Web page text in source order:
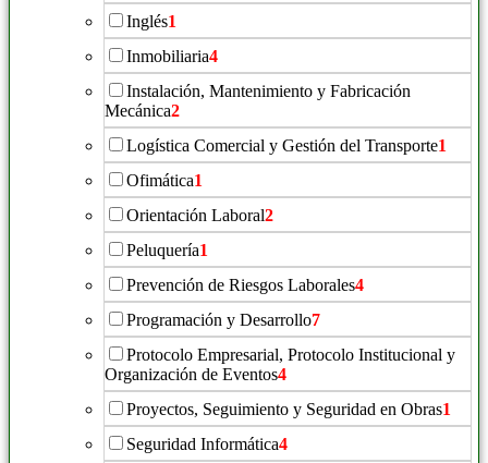
Inglés1
Inmobiliaria4
Instalación, Mantenimiento y Fabricación
Mecánica2
Logística Comercial y Gestión del Transporte1
Ofimática1
Orientación Laboral2
Peluquería1
Prevención de Riesgos Laborales4
Programación y Desarrollo7
Protocolo Empresarial, Protocolo Institucional y
Organización de Eventos4
Proyectos, Seguimiento y Seguridad en Obras1
Seguridad Informática4